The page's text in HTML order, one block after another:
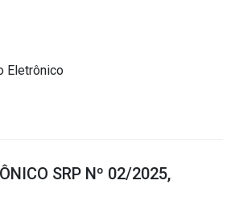
Eletrônico
SRP Nº 02/2025,